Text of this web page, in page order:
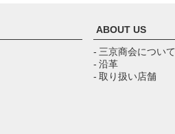
ABOUT US
- 三京商会について
- 沿革
- 取り扱い店舗